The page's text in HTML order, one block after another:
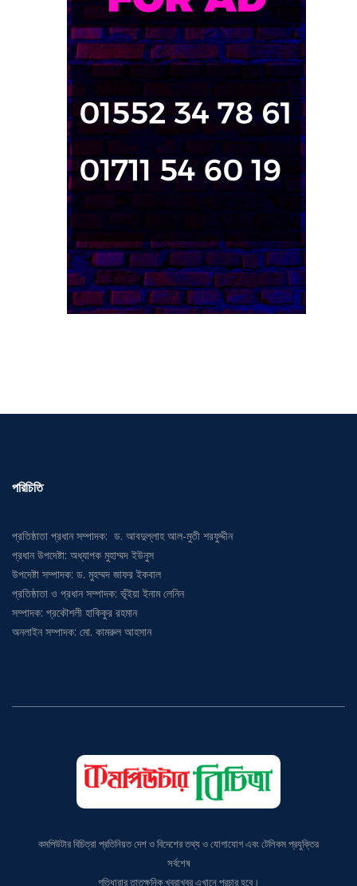
পরিচিতি
প্রতিষ্ঠাতা প্রধান সম্পাদক: ড. আবদুল্লাহ আল-মুতী শরফুদ্দীন
প্রধান উপদেষ্টা: অধ্যাপক মুহাম্মদ ইউনুস
উপদেষ্টা সম্পাদক: ড. মুহম্মদ জাফর ইকবাল
প্রতিষ্ঠাতা ও প্রধান সম্পাদক: ভূঁইয়া ইনাম লেনিন
সম্পাদক: প্রকৌশলী হাকিকুর রহমান
অনলাইন সম্পাদক: মো. কামরুল আহসান
কমপিউটার বিচিত্রা প্রতিনিয়ত দেশ ও বিদেশের তথ্য ও যোগাযোগ এবং টেলিকম প্রযুক্তির
সর্বশেষ
গতিধারার তাতক্ষনিক খবরাখবর এখানে প্রচার হবে।